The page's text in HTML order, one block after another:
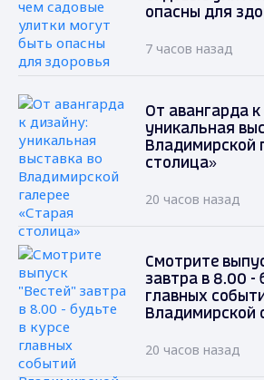
опасны для
7 часов назад
От авангарда к
уникальная
Владимирской
столица»
20 часов назад
Смотрите
завтра в 8.00 -
главных
Владимирской
20 часов назад